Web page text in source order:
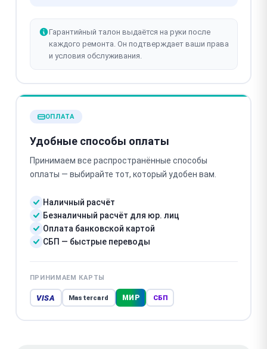
Гарантийный талон выдаётся на руки после
каждого ремонта. Он подтверждает ваши права
и условия обслуживания.
ОПЛАТА
Удобные способы оплаты
Принимаем все распространённые способы
оплаты — выбирайте тот, который удобен вам.
Наличный расчёт
Безналичный расчёт для юр. лиц
Оплата банковской картой
СБП — быстрые переводы
ПРИНИМАЕМ КАРТЫ
VISA Mastercard МИР СБП